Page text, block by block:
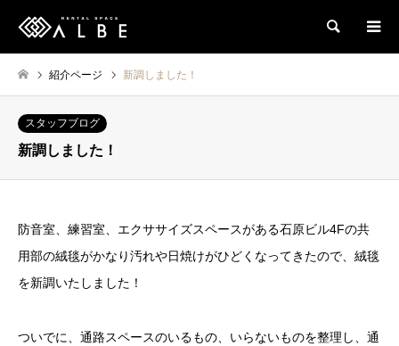
検索
紹介ページ 新調しました！
スタッフブログ
新調しました！
防音室、練習室、エクササイズスペースがある石原ビル4Fの共
用部の絨毯がかなり汚れや日焼けがひどくなってきたので、絨毯
を新調いたしました！
ついでに、通路スペースのいるもの、いらないものを整理し、通